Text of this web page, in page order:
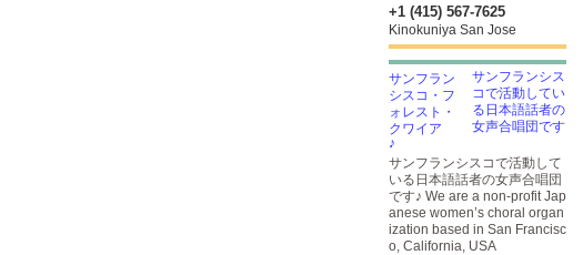
+1 (415) 567-7625
Kinokuniya San Jose
サンフランシス
コで活動してい
る日本語話者の
女声合唱団です
♪
サンフランシスコで活動して
いる日本語話者の女声合唱団
です♪ We are a non-profit Jap
anese women’s choral organ
ization based in San Francisc
o, California, USA